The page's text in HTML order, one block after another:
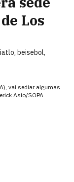
Los
beisebol,
vai sediar algumas
Asio/SOPA